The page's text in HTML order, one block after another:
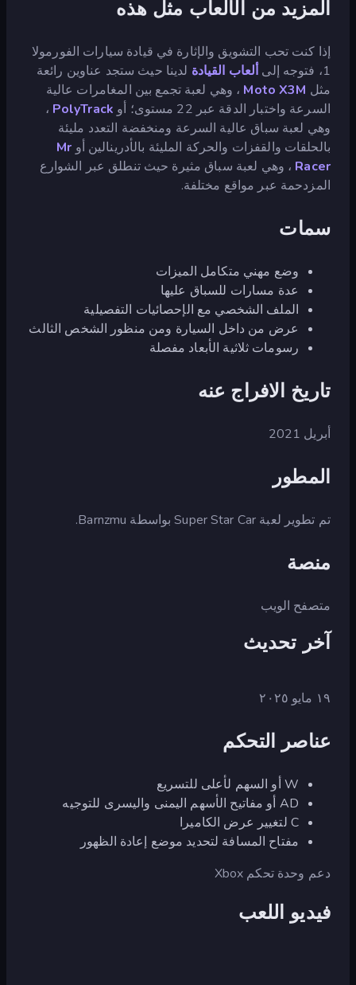
المزيد من الألعاب مثل هذه
إذا كنت تحب التشويق والإثارة في قيادة سيارات الفورمولا
1، فتوجه إلى
ألعاب القيادة لدينا حيث ستجد عناوين رائعة
مثل Moto X3M ، وهي لعبة تجمع بين المغامرات عالية
السرعة واختبار الدقة عبر 22 مستوى؛ أو
PolyTrack ،
وهي لعبة سباق عالية السرعة ومنخفضة التعدد مليئة
بالحلقات والقفزات والحركة المليئة بالأدرينالين أو Mr
Racer ، وهي لعبة سباق مثيرة حيث تنطلق عبر الشوارع
المزدحمة عبر مواقع مختلفة.
سمات
وضع مهني متكامل الميزات
عدة مسارات للسباق عليها
الملف الشخصي مع الإحصائيات التفصيلية
عرض من داخل السيارة ومن منظور الشخص الثالث
رسومات ثلاثية الأبعاد مفصلة
تاريخ الافراج عنه
أبريل 2021
المطور
تم تطوير لعبة Super Star Car بواسطة Barnzmu.
منصة
متصفح الويب
آخر تحديث
١٩ مايو ٢٠٢٥
عناصر التحكم
W أو السهم لأعلى للتسريع
AD أو مفاتيح الأسهم اليمنى واليسرى للتوجيه
C لتغيير عرض الكاميرا
مفتاح المسافة لتحديد موضع إعادة الظهور
دعم وحدة تحكم Xbox
فيديو اللعب